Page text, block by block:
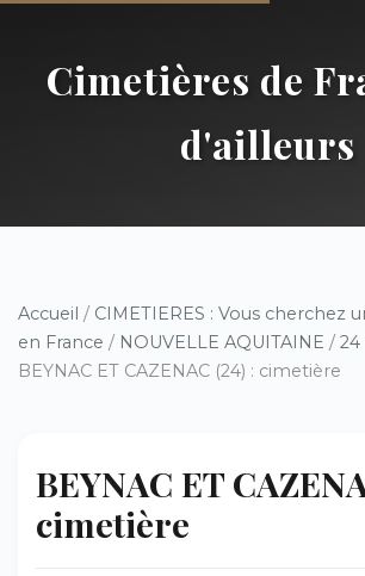
Cimetières de
d'ailleurs
Accueil / CIMETIERES : Vous cherchez
en France / NOUVELLE AQUITAINE / 24
BEYNAC ET CAZENAC (24) : cimetière
BEYNAC ET
cimetière